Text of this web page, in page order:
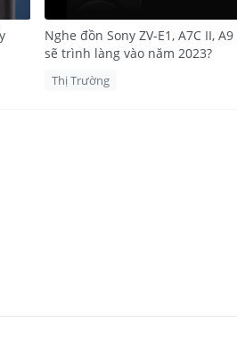
đến sự kết hợp tuyệt vời giữa hiệu
Nghe đồn Sony ZV-E1, A7C II,
sẽ trình làng vào năm 2023?
Thị Trường